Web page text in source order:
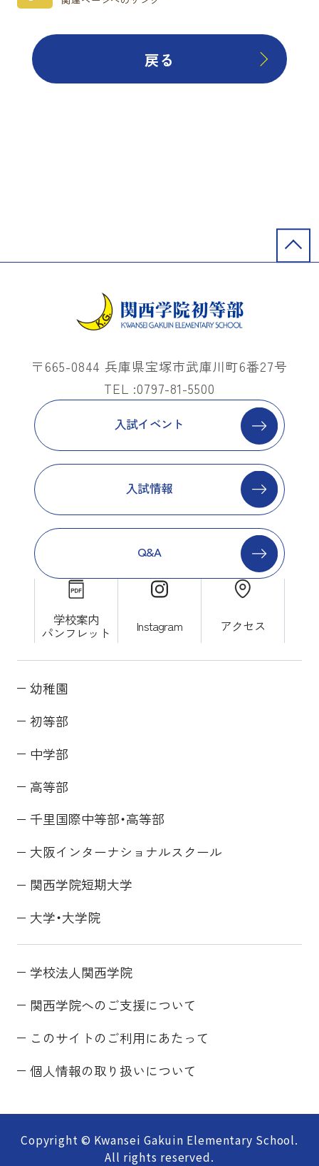
戻る
〒665-0844 兵庫県宝塚市武庫川町6番27号
TEL :0797-81-5500
入試イベント
入試情報
Q&A
学校案内
パンフレット Instagram アクセス
幼稚園
初等部
中学部
高等部
千里国際中等部・高等部
大阪インターナショナルスクール
関西学院短期大学
大学・大学院
学校法人関西学院
関西学院へのご支援について
このサイトのご利用にあたって
個人情報の取り扱いについて
Copyright © Kwansei Gakuin Elementary School.
All rights reserved.